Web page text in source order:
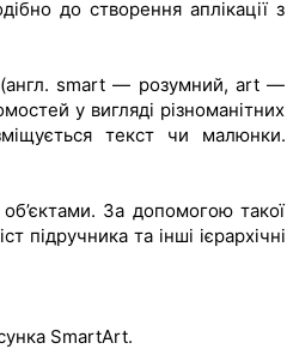
до створення аплікації з
(англ. smart — розумний, art —
у вигляді різноманітних
текст чи малюнки.
За допомогою такої
підручника та інші ієрархічні
SmartArt.